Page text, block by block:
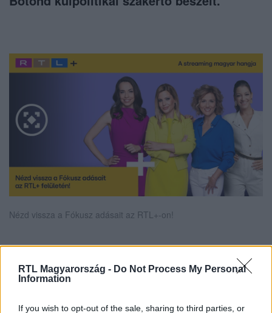
RTL Magyarország - Do Not Process My Personal
Information
If you wish to opt-out of the sale, sharing to third parties, or
Nézd vissza a Fókusz adásait az RTL+-on!
Itt állítsd be, hogy az RTL.hu az elsők között
legyen a Google-találatokban!